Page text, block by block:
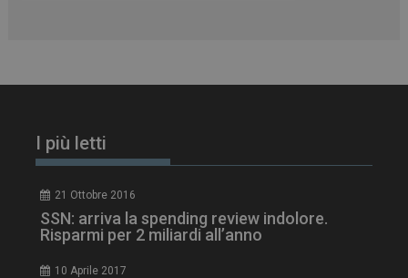
I più letti
21 Ottobre 2016
SSN: arriva la spending review indolore.
Risparmi per 2 miliardi all’anno
10 Aprile 2017
PHPSESSID
www.dailyhealthindustry.it